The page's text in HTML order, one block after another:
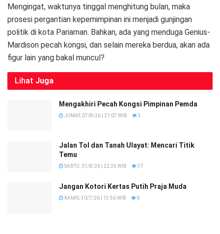
Mengingat, waktunya tinggal menghitung bulan, maka
prosesi pergantian kepemimpinan ini menjadi gunjingan
politik di kota Pariaman. Bahkan, ada yang menduga Genius-
Mardison pecah kongsi, dan selain mereka berdua, akan ada
figur lain yang bakal muncul?
Lihat Juga
Mengakhiri Pecah Kongsi Pimpinan Pemda
JUMAT, 07/8/26 | 21:07 WIB 3
Jalan Tol dan Tanah Ulayat: Mencari Titik
Temu
SABTU, 01/8/26 | 22:26 WIB 37
Jangan Kotori Kertas Putih Praja Muda
KAMIS, 30/7/26 | 13:56 WIB 8